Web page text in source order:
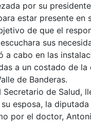
por su
estar presente en
de que el
sus
a cabo en las
a un costado de la
de Banderas.
de Salud,
esposa, la
por el doctor,